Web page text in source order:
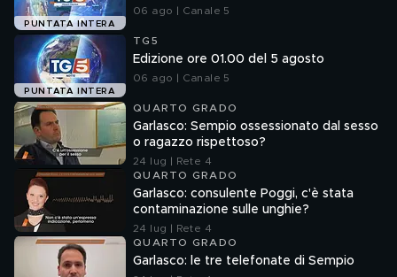
PUNTATA INTERA
06 ago | Canale 5
PUNTATA INTERA
TG5
Edizione ore 01.00 del 5 agosto
06 ago | Canale 5
QUARTO GRADO
Garlasco: Sempio ossessionato dal sesso
o ragazzo rispettoso?
24 lug | Rete 4
QUARTO GRADO
Garlasco: consulente Poggi, c'è stata
contaminazione sulle unghie?
24 lug | Rete 4
QUARTO GRADO
Garlasco: le tre telefonate di Sempio